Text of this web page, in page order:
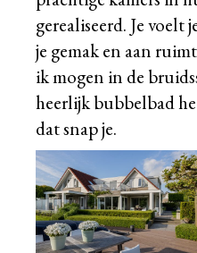
gerealiseerd. Je voelt
je gemak en aan
ik mogen in de
heerlijk bubbelbad
dat snap je.